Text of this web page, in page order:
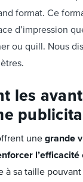
format. Ce
d’impression
ou quill. Nous
les
une grande
l’efficacité
à sa taille